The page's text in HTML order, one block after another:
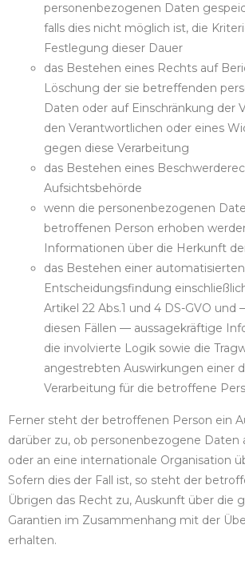
personenbezogenen Daten
falls dies nicht möglich ist, die
Festlegung dieser Dauer
das Bestehen eines Rechts auf
Löschung der sie betreffenden
Daten oder auf Einschränkung der
den Verantwortlichen oder eines
gegen diese Verarbeitung
das Bestehen eines
Aufsichtsbehörde
wenn die personenbezogenen
betroffenen Person erhoben
Informationen über die Herkunft
das Bestehen einer automatisierten
Entscheidungsfindung
Artikel 22 Abs.1 und 4 DS-GVO
diesen Fällen — aussagekräftige
die involvierte Logik sowie die
angestrebten Auswirkungen einer
Verarbeitung für die betroffene
Ferner steht der betroffenen Person ein
darüber zu, ob personenbezogene Daten
oder an eine internationale Organisation
Sofern dies der Fall ist, so steht der
Übrigen das Recht zu, Auskunft über die
Garantien im Zusammenhang mit der
erhalten.